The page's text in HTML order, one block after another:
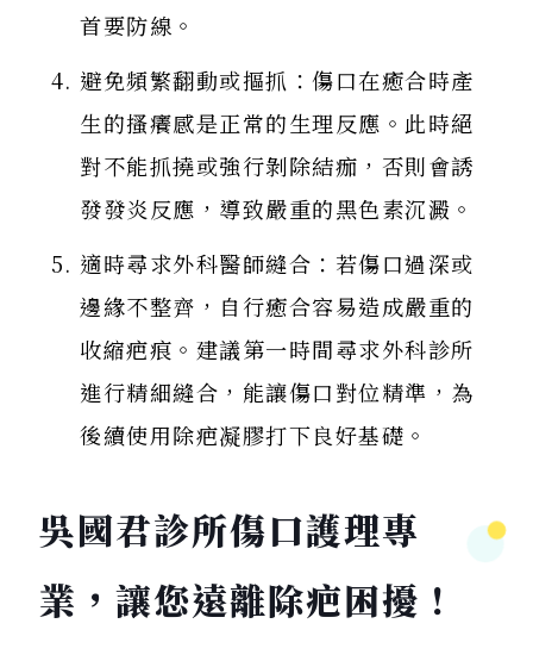
首要防線。
避免頻繁翻動或摳抓：傷口在癒合時產
生的搔癢感是正常的生理反應。此時絕
對不能抓撓或強行剝除結痂，否則會誘
發發炎反應，導致嚴重的黑色素沉澱。
適時尋求外科醫師縫合：若傷口過深或
邊緣不整齊，自行癒合容易造成嚴重的
收縮疤痕。建議第一時間尋求外科診所
進行精細縫合，能讓傷口對位精準，為
後續使用除疤凝膠打下良好基礎。
吳國君診所傷口護理專
業，讓您遠離除疤困擾！